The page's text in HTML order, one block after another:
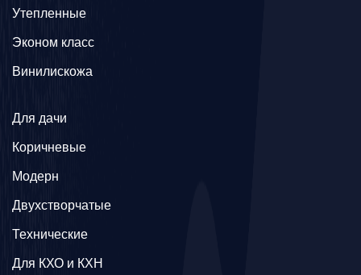
Утепленные
Эконом класс
Винилискожа
Для дачи
Коричневые
Модерн
Двухстворчатые
Технические
Для КХО и КХН